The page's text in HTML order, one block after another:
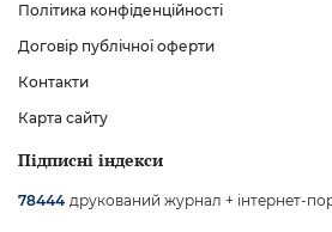
Політика конфіденційності
Договір публічної оферти
Контакти
Карта сайту
Підписні індекси
78444 друкований журнал + інтернет-